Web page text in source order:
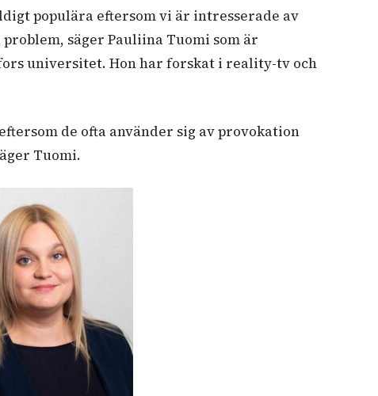
populära eftersom vi är intresserade av
säger Pauliina Tuomi som är
universitet. Hon har forskat i reality-tv och
de ofta använder sig av provokation
Tuomi.